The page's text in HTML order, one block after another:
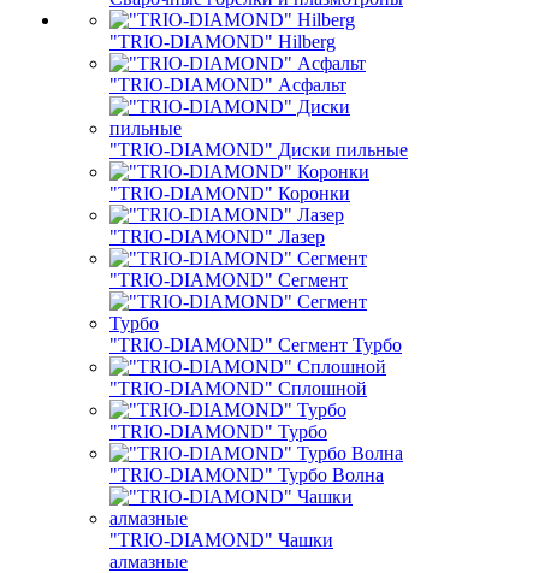
"TRIO-DIAMOND" Hilberg
"TRIO-DIAMOND" Асфальт
"TRIO-DIAMOND" Диски пильные
"TRIO-DIAMOND" Коронки
"TRIO-DIAMOND" Лазер
"TRIO-DIAMOND" Сегмент
"TRIO-DIAMOND" Сегмент Турбо
"TRIO-DIAMOND" Сплошной
"TRIO-DIAMOND" Турбо
"TRIO-DIAMOND" Турбо Волна
"TRIO-DIAMOND" Чашки
алмазные